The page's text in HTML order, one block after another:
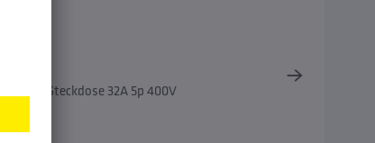
CEE-Steckdose 32A 5p 400V